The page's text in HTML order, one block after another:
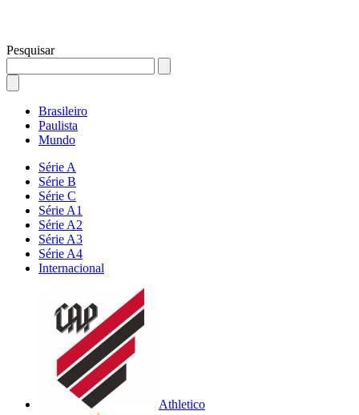
Pesquisar
Brasileiro
Paulista
Mundo
Série A
Série B
Série C
Série A1
Série A2
Série A3
Série A4
Internacional
Athletico